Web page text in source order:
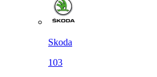
Skoda
103